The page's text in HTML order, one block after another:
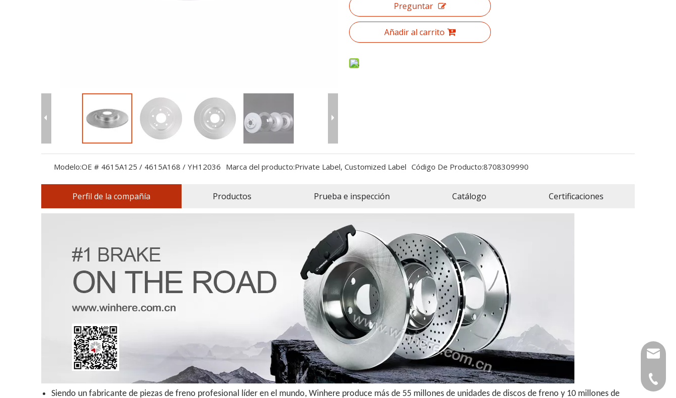
Preguntar
Añadir al carrito
Modelo:OE # 4615A125 / 4615A168 / YH12036 Marca del producto:Private Label, Customized Label Código De Producto:8708309990
Perfil de la compañía Productos Prueba e inspección Catálogo Certificaciones
Siendo un fabricante de piezas de freno profesional líder en el mundo, Winhere produce más de 55 millones de unidades de discos de freno y 10 millones de
0086-